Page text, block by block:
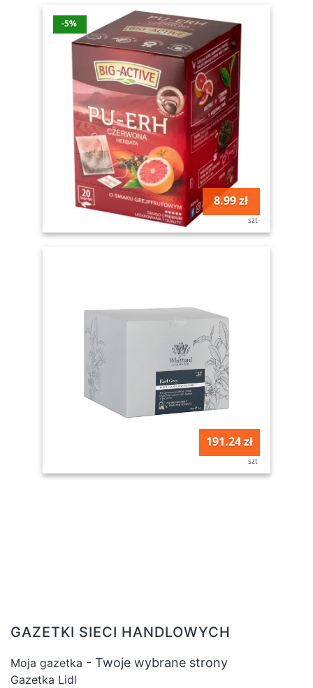
-5%
8.99 zł
szt
191.24 zł
szt
GAZETKI SIECI HANDLOWYCH
Moja gazetka - Twoje wybrane strony
Gazetka Lidl